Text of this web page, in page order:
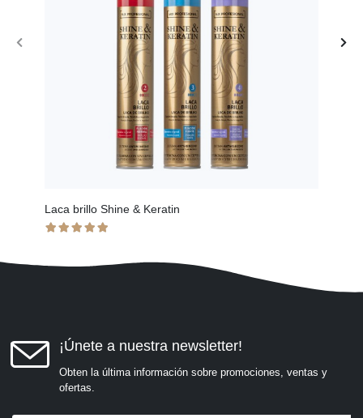
Laca brillo Shine & Keratin
¡Únete a nuestra newsletter!
Obten la última información sobre promociones, ventas y
ofertas.